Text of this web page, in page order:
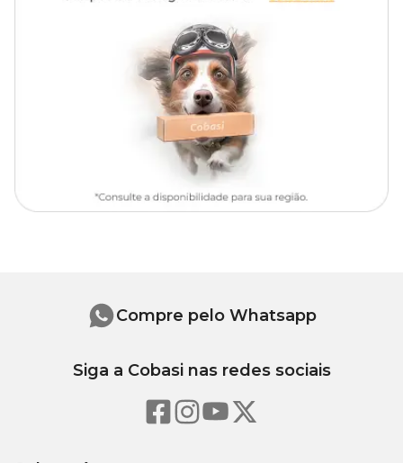
Na Cobasi, você encontra o Comedouro e Bebedouro Plast Pet
Terra Vermelha com preço especial. Aproveite para conhecer
também outras opções de
comedouros e bebedouros para cães e gatos
no site, aplicativo e nas lojas físicas da Cobasi.
Medidas aproximadas
Capacidade Comprimento Largura
Compre pelo Whatsapp
Siga a Cobasi nas redes sociais